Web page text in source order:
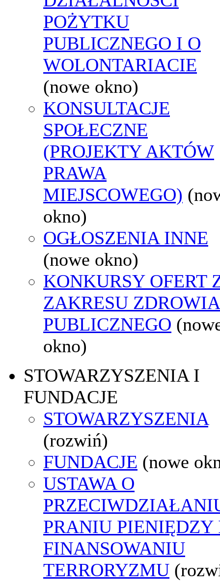
POŻYTKU
PUBLICZNEGO I O
WOLONTARIACIE
(nowe okno)
KONSULTACJE
SPOŁECZNE
(PROJEKTY AKTÓW
PRAWA
MIEJSCOWEGO)
okno)
OGŁOSZENIA INNE
(nowe okno)
KONKURSY OFERT
ZAKRESU ZDROWIA
PUBLICZNEGO
okno)
STOWARZYSZENIA I
FUNDACJE
STOWARZYSZENIA
(rozwiń)
FUNDACJE (nowe
USTAWA O
PRANIU PIENIĘDZY
FINANSOWANIU
TERRORYZMU